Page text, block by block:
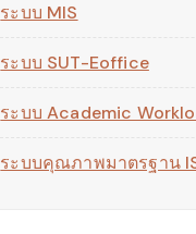
ระบบ MIS
ระบบ SUT-Eoffice
ระบบ Academic
ระบบคุณภาพมาตรฐาน